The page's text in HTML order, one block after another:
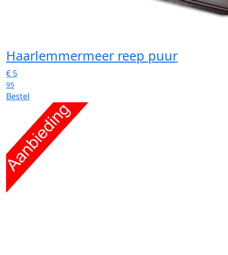
Haarlemmermeer reep puur
€ 5
95
Bestel